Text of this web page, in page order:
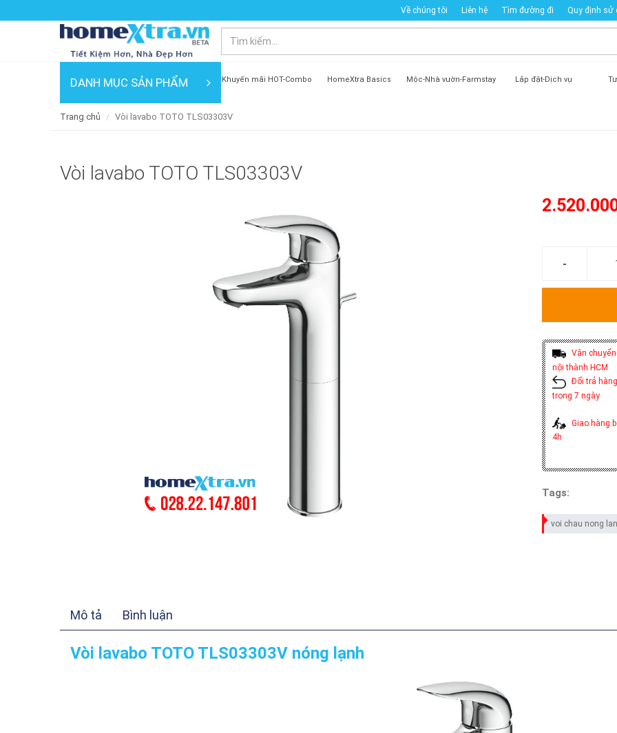
Về chúng tôi Liên hệ Tìm đường đi Quy định sử
DANH MỤC SẢN PHẨM Khuyến mãi HOT-Combo HomeXtra Basics Mộc-Nhà vườn-Farmstay Lắp đặt-Dịch vụ
Trang chủ Vòi lavabo TOTO TLS03303V
Vòi lavabo TOTO TLS03303V
Vận
nội thành HCM
Đổi trả
trong 7 ngày
Giao hàng
4h
Tags:
voi chau nong
Mô tả Bình luận
Vòi lavabo TOTO TLS03303V nóng lạnh